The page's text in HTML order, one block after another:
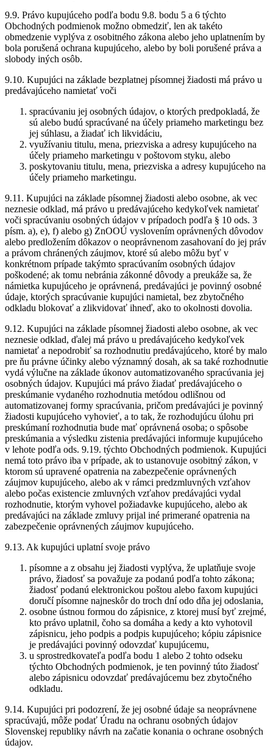
9.9. Právo kupujúceho podľa bodu 9.8. bodu 5 a 6 týchto
Obchodných podmienok možno obmedziť, len ak takéto
obmedzenie vyplýva z osobitného zákona alebo jeho uplatnením by
bola porušená ochrana kupujúceho, alebo by boli porušené práva a
slobody iných osôb.
9.10. Kupujúci na základe bezplatnej písomnej žiadosti má právo u
predávajúceho namietať voči
spracúvaniu jej osobných údajov, o ktorých predpokladá, že
sú alebo budú spracúvané na účely priameho marketingu bez
jej súhlasu, a žiadať ich likvidáciu,
využívaniu titulu, mena, priezviska a adresy kupujúceho na
účely priameho marketingu v poštovom styku, alebo
poskytovaniu titulu, mena, priezviska a adresy kupujúceho na
účely priameho marketingu.
9.11. Kupujúci na základe písomnej žiadosti alebo osobne, ak vec
neznesie odklad, má právo u predávajúceho kedykoľvek namietať
voči spracúvaniu osobných údajov v prípadoch podľa § 10 ods. 3
písm. a), e), f) alebo g) ZnOOÚ vyslovením oprávnených dôvodov
alebo predložením dôkazov o neoprávnenom zasahovaní do jej práv
a právom chránených záujmov, ktoré sú alebo môžu byť v
konkrétnom prípade takýmto spracúvaním osobných údajov
poškodené; ak tomu nebránia zákonné dôvody a preukáže sa, že
námietka kupujúceho je oprávnená, predávajúci je povinný osobné
údaje, ktorých spracúvanie kupujúci namietal, bez zbytočného
odkladu blokovať a zlikvidovať ihneď, ako to okolnosti dovolia.
9.12. Kupujúci na základe písomnej žiadosti alebo osobne, ak vec
neznesie odklad, ďalej má právo u predávajúceho kedykoľvek
namietať a nepodrobiť sa rozhodnutiu predávajúceho, ktoré by malo
pre ňu právne účinky alebo významný dosah, ak sa také rozhodnutie
vydá výlučne na základe úkonov automatizovaného spracúvania jej
osobných údajov. Kupujúci má právo žiadať predávajúceho o
preskúmanie vydaného rozhodnutia metódou odlišnou od
automatizovanej formy spracúvania, pričom predávajúci je povinný
žiadosti kupujúceho vyhovieť, a to tak, že rozhodujúcu úlohu pri
preskúmaní rozhodnutia bude mať oprávnená osoba; o spôsobe
preskúmania a výsledku zistenia predávajúci informuje kupujúceho
v lehote podľa ods. 9.19. týchto Obchodných podmienok. Kupujúci
nemá toto právo iba v prípade, ak to ustanovuje osobitný zákon, v
ktorom sú upravené opatrenia na zabezpečenie oprávnených
záujmov kupujúceho, alebo ak v rámci predzmluvných vzťahov
alebo počas existencie zmluvných vzťahov predávajúci vydal
rozhodnutie, ktorým vyhovel požiadavke kupujúceho, alebo ak
predávajúci na základe zmluvy prijal iné primerané opatrenia na
zabezpečenie oprávnených záujmov kupujúceho.
9.13. Ak kupujúci uplatní svoje právo
písomne a z obsahu jej žiadosti vyplýva, že uplatňuje svoje
právo, žiadosť sa považuje za podanú podľa tohto zákona;
žiadosť podanú elektronickou poštou alebo faxom kupujúci
doručí písomne najneskôr do troch dní odo dňa jej odoslania,
osobne ústnou formou do zápisnice, z ktorej musí byť zrejmé,
kto právo uplatnil, čoho sa domáha a kedy a kto vyhotovil
zápisnicu, jeho podpis a podpis kupujúceho; kópiu zápisnice
je predávajúci povinný odovzdať kupujúcemu,
u sprostredkovateľa podľa bodu 1 alebo 2 tohto odseku
týchto Obchodných podmienok, je ten povinný túto žiadosť
alebo zápisnicu odovzdať predávajúcemu bez zbytočného
odkladu.
9.14. Kupujúci pri podozrení, že jej osobné údaje sa neoprávnene
spracúvajú, môže podať Úradu na ochranu osobných údajov
Slovenskej republiky návrh na začatie konania o ochrane osobných
údajov.